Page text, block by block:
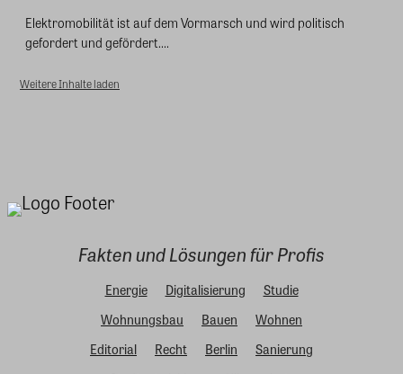
Elektromobilität ist auf dem Vormarsch und wird politisch
gefordert und gefördert....
Weitere Inhalte laden
Fakten und Lösungen für Profis
Energie Digitalisierung
Studie
Wohnungsbau
Bauen
Wohnen
Editorial
Recht Berlin
Sanierung